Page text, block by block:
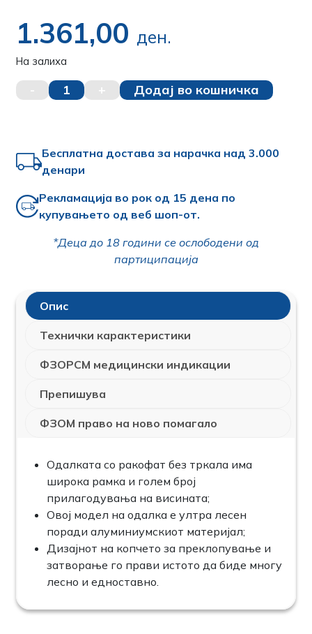
1.361,00 ден.
На залиха
- 1 + Додај во кошничка
Бесплатна достава за нарачка над 3.000
денари
Рекламација во рок од 15 дена по
купувањето од веб шоп-от.
*Деца до 18 години се ослободени од
партиципација
Опис
Технички карактеристики
ФЗОРСМ медицински индикации
Препишува
ФЗОМ право на ново помагало
Одалката со ракофат без тркала има
широка рамка и голем број
прилагодувања на висината;
Овој модел на одалка е ултра лесен
поради алуминиумскиот материјал;
Дизајнот на копчето за преклопување и
затворање го прави истото да биде многу
лесно и едноставно.